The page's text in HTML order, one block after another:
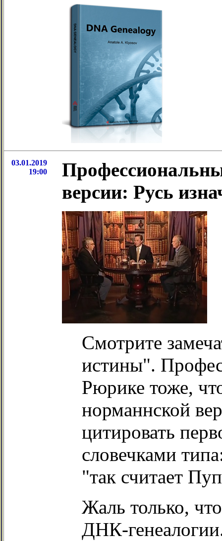
03.01.2019
19:00
версии: Русь
Смотрите
истины".
Рюрике тоже,
норманнской
цитировать
словечками
"так считает
Жаль только,
ДНК-